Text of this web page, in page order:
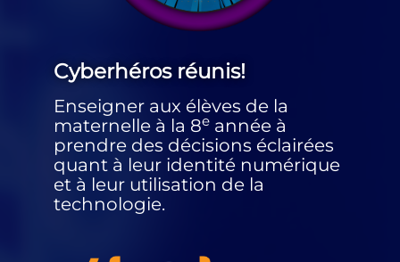
Cyberhéros réunis!
Enseigner aux élèves de la
maternelle à la 8e année à
prendre des décisions éclairées
quant à leur identité numérique
et à leur utilisation de la
technologie.